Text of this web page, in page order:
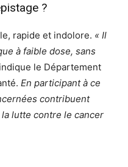
?
rapide et indolore. « Il
à faible dose, sans
indique le Département
En participant à ce
contribuent
lutte contre le cancer